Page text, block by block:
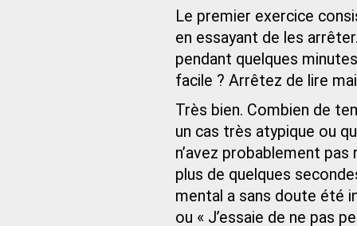
Le premier exercice
en essayant de les
pendant quelques
facile ? Arrêtez de lire
Très bien. Combien de
un cas très atypique ou
n’avez probablement
plus de quelques
mental a sans doute été
ou « J’essaie de ne pas